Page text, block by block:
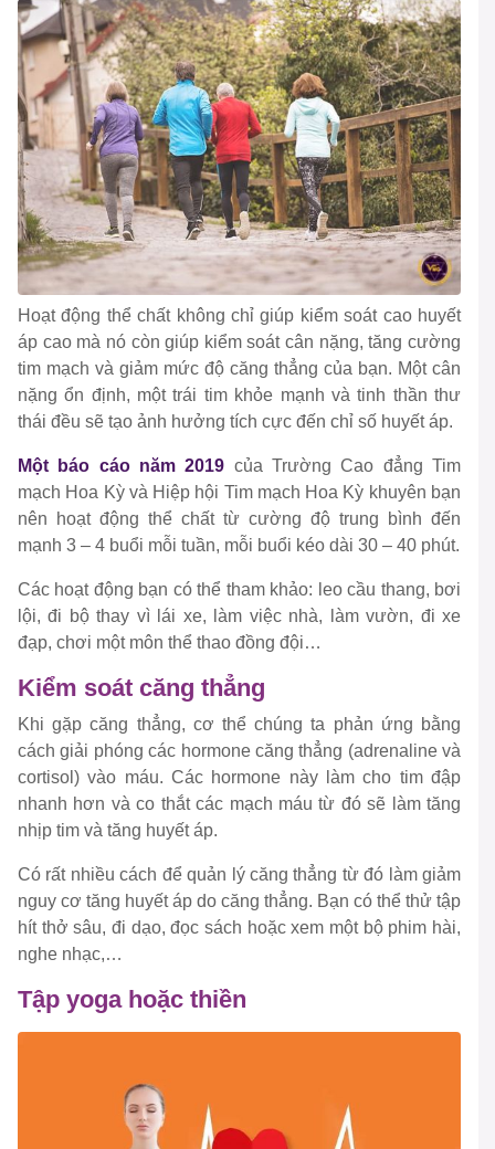
Hoạt động thể chất không chỉ giúp kiểm soát cao huyết
áp cao mà nó còn giúp kiểm soát cân nặng, tăng cường
tim mạch và giảm mức độ căng thẳng của bạn. Một cân
nặng ổn định, một trái tim khỏe mạnh và tinh thần thư
thái đều sẽ tạo ảnh hưởng tích cực đến chỉ số huyết áp.
Một báo cáo năm 2019 của Trường Cao đẳng Tim
mạch Hoa Kỳ và Hiệp hội Tim mạch Hoa Kỳ khuyên bạn
nên hoạt động thể chất từ ​​cường độ trung bình đến
mạnh 3 – 4 buổi mỗi tuần, mỗi buổi kéo dài 30 – 40 phút.
Các hoạt động bạn có thể tham khảo: leo cầu thang, bơi
lội, đi bộ thay vì lái xe, làm việc nhà, làm vườn, đi xe
đạp, chơi một môn thể thao đồng đội…
Kiểm soát căng thẳng
Khi gặp căng thẳng, cơ thể chúng ta phản ứng bằng
cách giải phóng các hormone căng thẳng (adrenaline và
cortisol) vào máu. Các hormone này làm cho tim đập
nhanh hơn và co thắt các mạch máu từ đó sẽ làm tăng
nhịp tim và tăng huyết áp.
Có rất nhiều cách để quản lý căng thẳng từ đó làm giảm
nguy cơ tăng huyết áp do căng thẳng. Bạn có thể thử tập
hít thở sâu, đi dạo, đọc sách hoặc xem một bộ phim hài,
nghe nhạc,…
Tập yoga hoặc thiền